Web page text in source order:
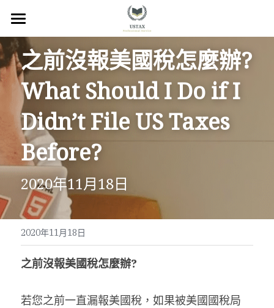
服務內容
關於我們
服務地區
常見問題
所有文章
聯絡我們
線上預約
Facebook
搜索
What Should I Do if I
Didn’t File US Taxes
Before?
2020年11月18日
2020年11月18日
之前沒報美國稅怎麼辦?
若您之前一直漏報美國稅，如果被美國國稅局
商品分類